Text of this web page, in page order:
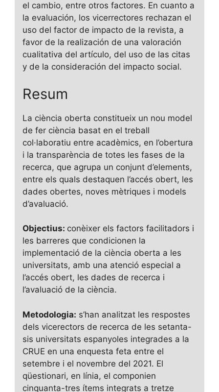
el cambio, entre otros factores. En cuanto a
la evaluación, los vicerrectores rechazan el
uso del factor de impacto de la revista, a
favor de la realización de una valoración
cualitativa del artículo, del uso de las citas
y de la consideración del impacto social.
Resum
La ciència oberta constitueix un nou model
de fer ciència basat en el treball
col·laboratiu entre acadèmics, en l’obertura
i la transparència de totes les fases de la
recerca, que agrupa un conjunt d’elements,
entre els quals destaquen l’accés obert, les
dades obertes, noves mètriques i models
d’avaluació.
Objectius: conèixer els factors facilitadors i
les barreres que condicionen la
implementació de la ciència oberta a les
universitats, amb una atenció especial a
l’accés obert, les dades de recerca i
l’avaluació de la ciència.
Metodologia: s’han analitzat les respostes
dels vicerectors de recerca de les setanta-
sis universitats espanyoles integrades a la
CRUE en una enquesta feta entre el
setembre i el novembre del 2021. El
qüestionari, en línia, el componien
cinquanta-tres ítems integrats a tretze